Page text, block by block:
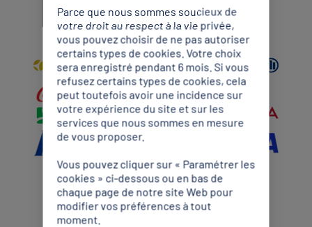
Partenaires Mondiaux
Partenaires Premium
Parce que nous sommes soucieux de
votre droit au respect à la vie privée,
vous pouvez choisir de ne pas autoriser
certains types de cookies. Votre choix
sera enregistré pendant 6 mois. Si vous
refusez certains types de cookies, cela
peut toutefois avoir une incidence sur
votre expérience du site et sur les
services que nous sommes en mesure
de vous proposer.
Vous pouvez cliquer sur « Paramétrer les
cookies » ci-dessous ou en bas de
chaque page de notre site Web pour
modifier vos préférences à tout
moment.